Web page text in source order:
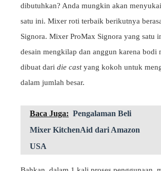
dibutuhkan? Anda mungkin akan
satu ini. Mixer roti terbaik berikutnya
Signora. Mixer ProMax Signora yang satu
desain mengkilap dan anggun karena bodi
dibuat dari die castyang kokoh untuk
dalam jumlah besar.
Baca Juga: Pengalaman Beli
Mixer KitchenAid dari Amazon
USA